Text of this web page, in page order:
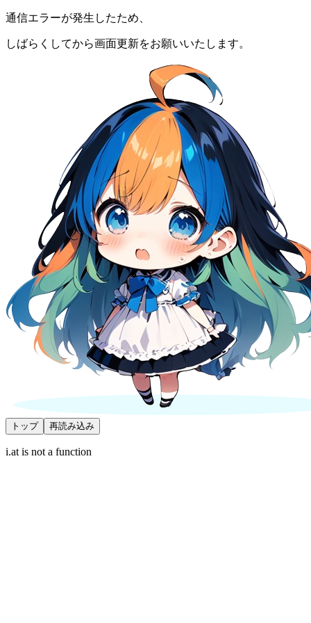
通信エラーが発生したため、
しばらくしてから画面更新をお願いいたします。
トップ 再読み込み
i.at is not a function